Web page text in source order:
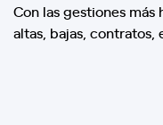
Con las gestiones más
altas, bajas, contratos,